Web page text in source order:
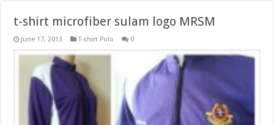
t-shirt microfiber sulam logo MRSM
June 17, 2013 T-shirt Polo 0